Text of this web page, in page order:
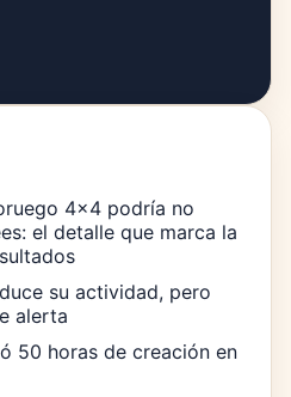
4×4 podría no
el detalle que marca la
su actividad, pero
alerta
50 horas de creación en